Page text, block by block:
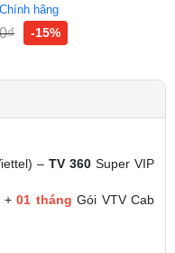
Chính hãng
₫ -15%
–TV 360 Super VIP
+01 thángGói VTV Cab